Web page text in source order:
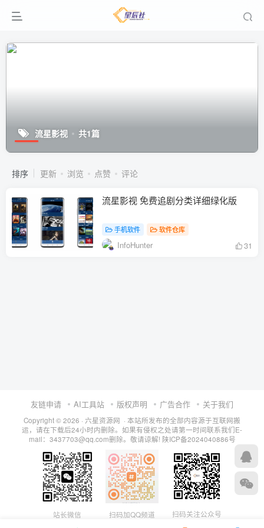
流星影视 共1篇
排序 更新 浏览 点赞 评论
流星影视 免费追剧分类详细绿化版
手机软件 软件仓库
InfoHunter 31
友链申请 AI工具站 版权声明 广告合作 关于我们
Copyright © 2026 · 六星资源网 · 本站所发布的全部内容源于互联网搬
运，请在下载后24小时内删除。如果有侵权之处请第一时间联系我们E-
mail：3437703@qq.com删除。敬请谅解! 陕ICP备2024040886号
站长微信 扫码加QQ频道 扫码关注公众号